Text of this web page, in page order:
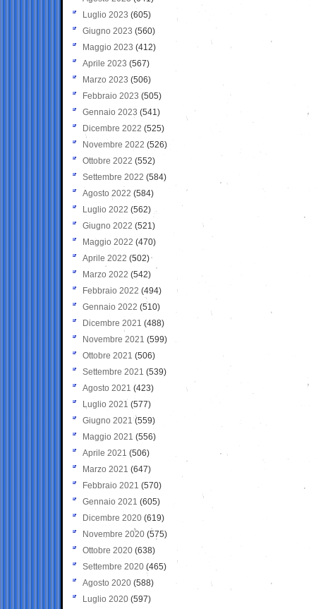
Luglio 2023 (605)
Giugno 2023 (560)
Maggio 2023 (412)
Aprile 2023 (567)
Marzo 2023 (506)
Febbraio 2023 (505)
Gennaio 2023 (541)
Dicembre 2022 (525)
Novembre 2022 (526)
Ottobre 2022 (552)
Settembre 2022 (584)
Agosto 2022 (584)
Luglio 2022 (562)
Giugno 2022 (521)
Maggio 2022 (470)
Aprile 2022 (502)
Marzo 2022 (542)
Febbraio 2022 (494)
Gennaio 2022 (510)
Dicembre 2021 (488)
Novembre 2021 (599)
Ottobre 2021 (506)
Settembre 2021 (539)
Agosto 2021 (423)
Luglio 2021 (577)
Giugno 2021(559)
Maggio 2021 (556)
Aprile 2021 (506)
Marzo 2021 (647)
Febbraio 2021 (570)
Gennaio 2021 (605)
Dicembre 2020 (619)
Novembre 2020 (575)
Ottobre 2020 (638)
Settembre 2020(465)
Agosto 2020 (588)
Luglio 2020 (597)